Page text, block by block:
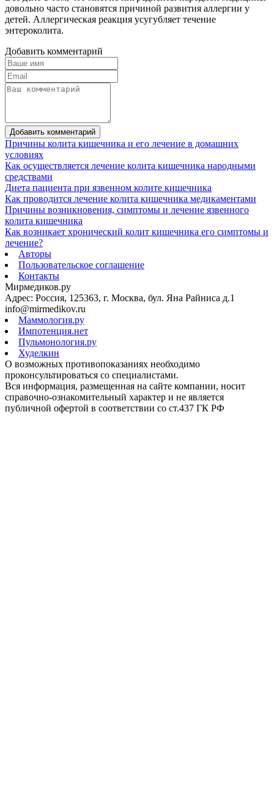
довольно часто становятся причиной развития аллергии у
детей. Аллергическая реакция усугубляет течение
энтероколита.
Добавить комментарий
Добавить комментарий
Причины колита кишечника и его лечение в домашних
условиях
Как осуществляется лечение колита кишечника народными
средствами
Диета пациента при язвенном колите кишечника
Как проводится лечение колита кишечника медикаментами
Причины возникновения, симптомы и лечение язвенного
колита кишечника
Как возникает хронический колит кишечника его симптомы и
лечение?
Авторы
Пользовательское соглашение
Контакты
Мирмедиков.ру
Адрес: Россия, 125363, г. Москва, бул. Яна Райниса д.1
info@mirmedikov.ru
Маммология.ру
Импотенция.нет
Пульмонология.ру
Худелкин
О возможных противопоказаниях необходимо
проконсультироваться со специалистами.
Вся информация, размещенная на сайте компании, носит
справочно-ознакомительный характер и не является
публичной офертой в соответствии со ст.437 ГК РФ